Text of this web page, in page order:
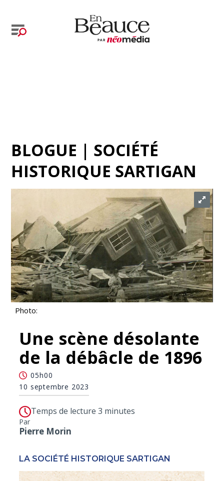
BLOGUE | SOCIÉTÉ
HISTORIQUE SARTIGAN
Photo:
Une scène désolante
de la débâcle de 1896
05h00
10 septembre 2023
Temps de lecture 3 minutes
Par
Pierre Morin
LA SOCIÉTÉ HISTORIQUE SARTIGAN